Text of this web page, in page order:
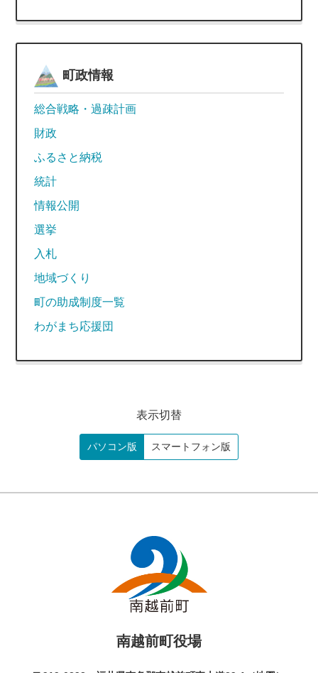
町政情報
総合戦略・過疎計画
財政
ふるさと納税
統計
情報公開
選挙
入札
地域づくり
町の助成制度一覧
わがまち応援団
表示切替
パソコン版 スマートフォン版
南越前町役場